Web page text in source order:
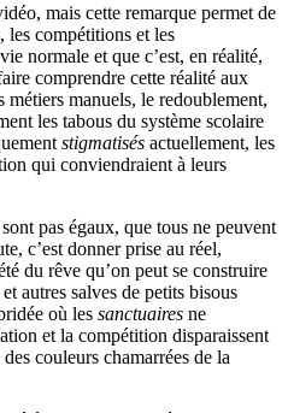
mais cette remarque permet de
les compétitions et les
normale et que c’est, en réalité,
comprendre cette réalité aux
manuels, le redoublement,
les tabous du système scolaire
stigmatisés actuellement, les
qui conviendraient à leurs
pas égaux, que tous ne peuvent
c’est donner prise au réel,
du rêve qu’on peut se construire
et autres salves de petits bisous
où les sanctuaires ne
et la compétition disparaissent
couleurs chamarrées de la